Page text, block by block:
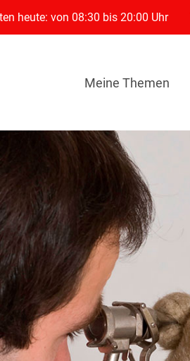
heute: von 08:30 bis 20:00 Uhr
Meine Themen